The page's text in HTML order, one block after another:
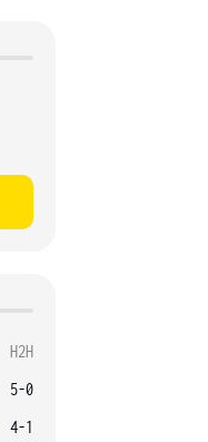
H2H
5-0
4-1